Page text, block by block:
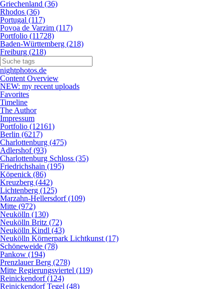
Griechenland (36)
Rhodos (36)
Portugal (117)
Povoa de Varzim (117)
Portfolio (11728)
Baden-Württemberg (218)
Freiburg (218)
nightphotos.de
Content Overview
NEW: my recent uploads
Favorites
Timeline
The Author
Impressum
Portfolio (12161)
Berlin (6217)
Charlottenburg (475)
Adlershof (93)
Charlottenburg Schloss (35)
Friedrichshain (195)
Köpenick (86)
Kreuzberg (442)
Lichtenberg (125)
Marzahn-Hellersdorf (109)
Mitte (972)
Neukölln (130)
Neukölln Britz (72)
Neukölln Kindl (43)
Neukölln Körnerpark Lichtkunst (17)
Schöneweide (78)
Pankow (194)
Prenzlauer Berg (278)
Mitte Regierungsviertel (119)
Reinickendorf (124)
Reinickendorf Tegel (48)